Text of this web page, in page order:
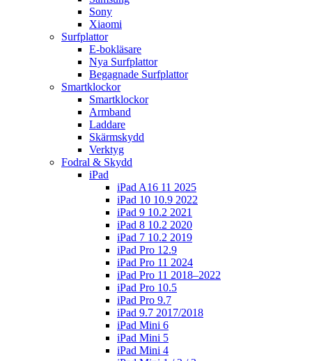
Sony
Xiaomi
Surfplattor
E-bokläsare
Nya Surfplattor
Begagnade Surfplattor
Smartklockor
Smartklockor
Armband
Laddare
Skärmskydd
Verktyg
Fodral & Skydd
iPad
iPad A16 11 2025
iPad 10 10.9 2022
iPad 9 10.2 2021
iPad 8 10.2 2020
iPad 7 10.2 2019
iPad Pro 12.9
iPad Pro 11 2024
iPad Pro 11 2018–2022
iPad Pro 10.5
iPad Pro 9.7
iPad 9.7 2017/2018
iPad Mini 6
iPad Mini 5
iPad Mini 4